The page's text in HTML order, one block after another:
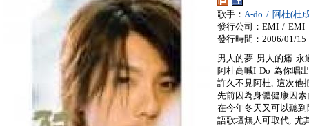
歌手： A-do / 阿杜(杜
發行公司：EMI / EMI
發行時間：2006/01/15
男人的夢 男人的痛 永
阿杜高喊I Do 為你唱
許久不見阿杜, 這次他
先前因為身體健康因
在今年冬天又可以聽
語歌壇無人可取代, 尤